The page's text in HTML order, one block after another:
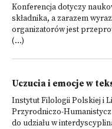
Konferencja dotyczy
składnika, a zarazem
organizatorów jest
(...)
Uczucia i emocje w
Instytut Filologii Polskiej i
Przyrodniczo-
do udziału w